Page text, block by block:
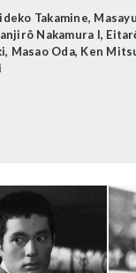
Takamine,
Nakamura I,
, Masao Oda, Ken